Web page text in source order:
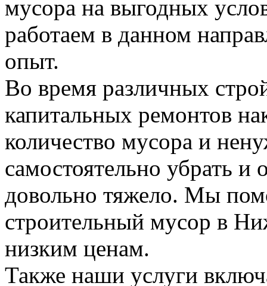
мусора на выгодных
работаем в данном
опыт.
Во время различных
капитальных ремонтов
количество мусора и
самостоятельно убрать и
довольно тяжело. Мы
строительный мусор в
низким ценам.
Также наши услуги